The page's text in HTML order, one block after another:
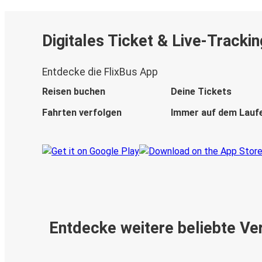
Digitales Ticket & Live-
Entdecke die FlixBus App
Reisen buchen
Deine Tickets
Fahrten verfolgen
Immer auf dem
Entdecke weitere beliebte